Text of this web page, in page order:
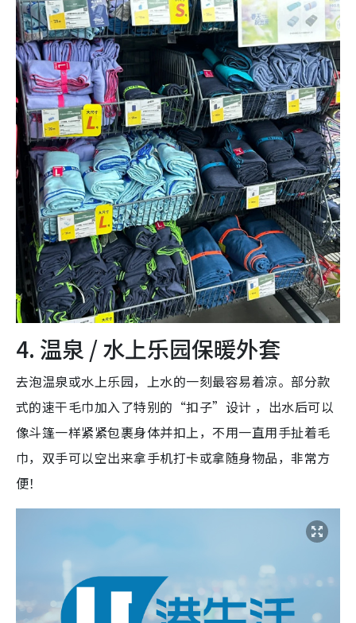
4. 温泉 / 水上乐园保暖外套
去泡温泉或水上乐园，上水的一刻最容易着凉。部分款
式的速干毛巾加入了特别的“扣子”设计 ，出水后可以
像斗篷一样紧紧包裹身体并扣上，不用一直用手扯着毛
巾，双手可以空出来拿手机打卡或拿随身物品，非常方
便！